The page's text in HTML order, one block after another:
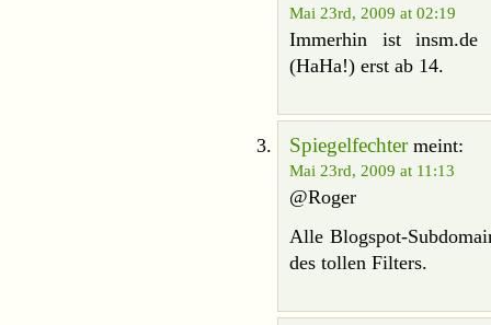
Mai 23rd, 2009 at 02:19
Immerhin ist insm.de
(HaHa!) erst ab 14.
Spiegelfechtermeint:
Mai 23rd, 2009 at 11:13
@Roger
Alle Blogspot-
des tollen Filters.